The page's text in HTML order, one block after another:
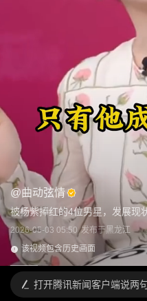
@曲动弦情
被杨紫捧红的4位男星，发展现
2026-05-03 05:50 发布于黑龙江
该视频包含历史画面
打开腾讯新闻客户端说两